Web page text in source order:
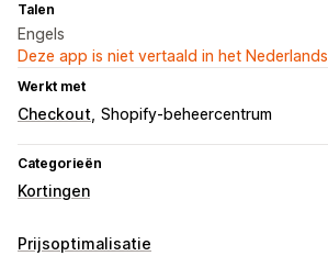
Talen
Engels
Deze app is niet vertaald in het Nederlands
Werkt met
Checkout Shopify-beheercentrum
Categorieën
Kortingen
Soorten kortingen
Prijsoptimalisatie